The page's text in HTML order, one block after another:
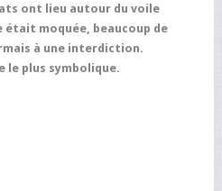
ont lieu autour du voile
était moquée, beaucoup de
à une interdiction.
le plus symbolique.